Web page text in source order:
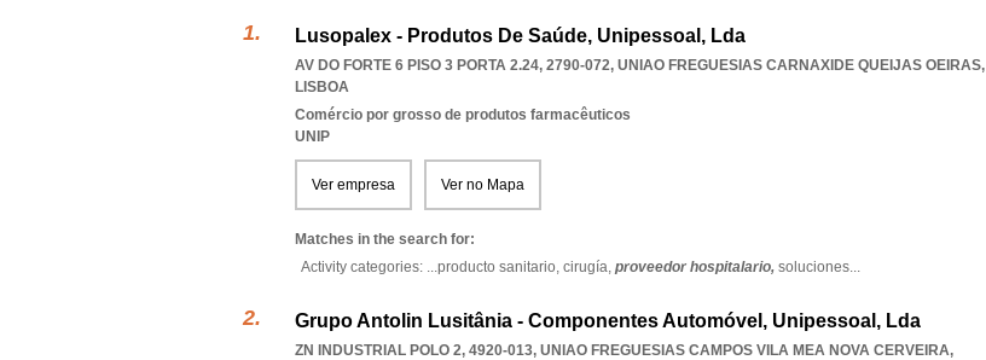
Lusopalex - Produtos De Saúde, Unipessoal, Lda
AV DO FORTE 6 PISO 3 PORTA 2.24, 2790-072, UNIAO FREGUESIAS CARNAXIDE QUEIJAS OEIRAS,
LISBOA
Comércio por grosso de produtos farmacêuticos
UNIP
Ver empresa Ver no Mapa
Matches in the search for:
Activity categories: ...producto sanitario, cirugía, proveedor hospitalario, soluciones...
Grupo Antolin Lusitânia - Componentes Automóvel, Unipessoal, Lda
ZN INDUSTRIAL POLO 2, 4920-013, UNIAO FREGUESIAS CAMPOS VILA MEA NOVA CERVEIRA,